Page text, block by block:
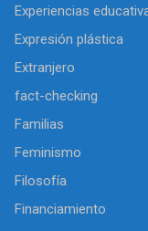
Experiencias
Expresión plástica
Extranjero
fact-checking
Familias
Feminismo
Filosofía
Financiamiento